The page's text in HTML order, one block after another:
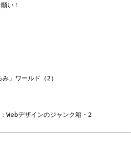
い！
」ワールド（2）
Webデザインのジャンク箱・2